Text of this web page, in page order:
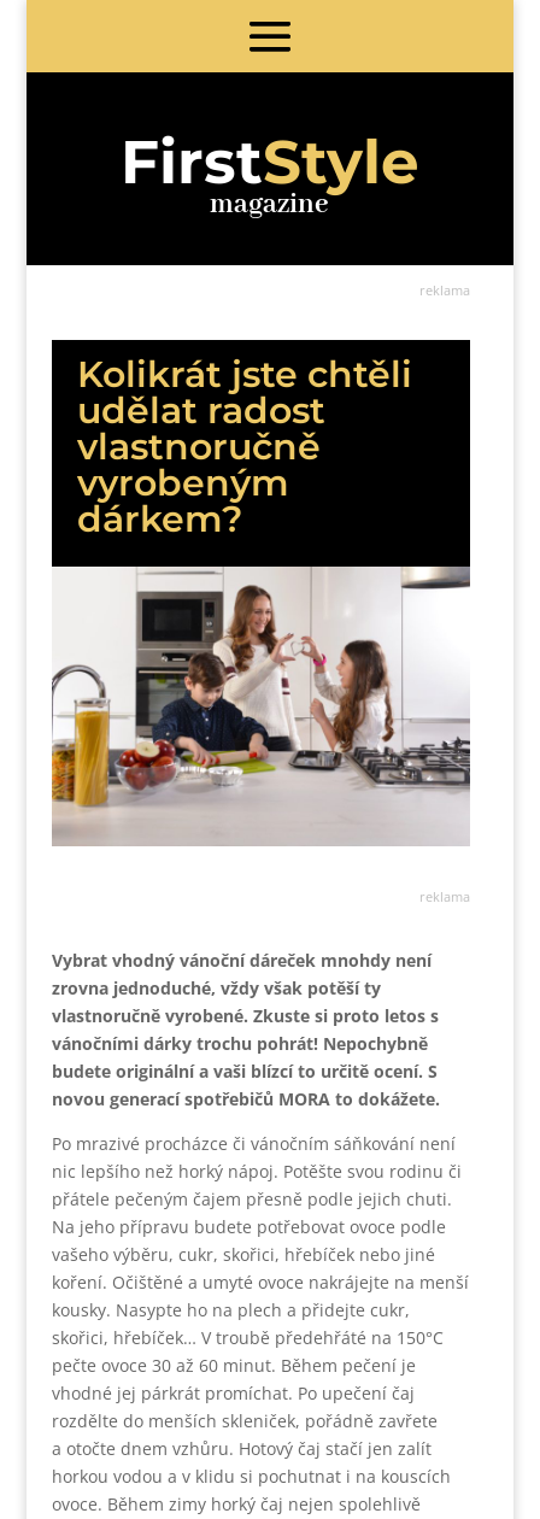
FirstStyle
magazine
reklama
Kolikrát jste chtěli
udělat radost
vlastnoručně
vyrobeným
dárkem?
reklama
Vybrat vhodný vánoční dáreček mnohdy není
zrovna jednoduché, vždy však potěší ty
vlastnoručně vyrobené. Zkuste si proto letos s
vánočními dárky trochu pohrát! Nepochybně
budete originální a vaši blízcí to určitě ocení. S
novou generací spotřebičů MORA to dokážete.
Po mrazivé procházce či vánočním sáňkování není
nic lepšího než horký nápoj. Potěšte svou rodinu či
přátele pečeným čajem přesně podle jejich chuti.
Na jeho přípravu budete potřebovat ovoce podle
vašeho výběru, cukr, skořici, hřebíček nebo jiné
koření. Očištěné a umyté ovoce nakrájejte na menší
kousky. Nasypte ho na plech a přidejte cukr,
skořici, hřebíček… V troubě předehřáté na 150°C
pečte ovoce 30 až 60 minut. Během pečení je
vhodné jej párkrát promíchat. Po upečení čaj
rozdělte do menších skleniček, pořádně zavřete
a otočte dnem vzhůru. Hotový čaj stačí jen zalít
horkou vodou a v klidu si pochutnat i na kouscích
ovoce. Během zimy horký čaj nejen spolehlivě